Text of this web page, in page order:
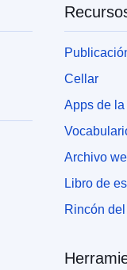
Cellar
Apps de la
Archivo
Libro de
Rincón